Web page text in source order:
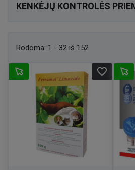
KENKĖJŲ KONTROLĖS
Rodoma: 1 - 32 iš 152
favorite_border